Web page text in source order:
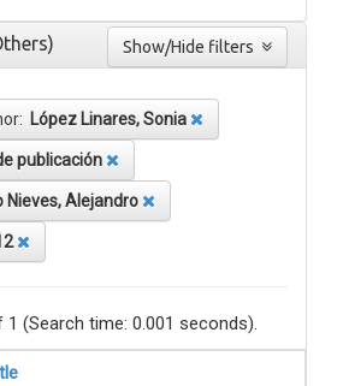
López Linares, Sonia
publicación
Nieves, Alejandro
(Search time: 0.001 seconds).